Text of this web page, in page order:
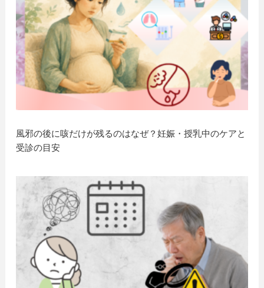
風邪の後に咳だけが残るのはなぜ？妊娠・授乳中のケアと
受診の目安